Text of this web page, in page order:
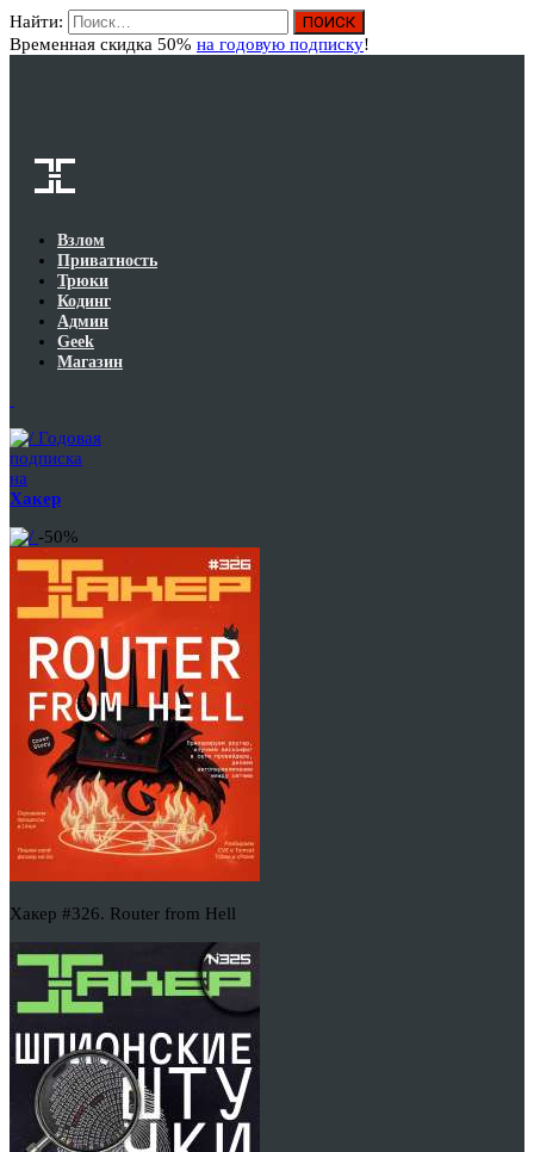
Найти:
Временная скидка 50% на годовую подписку!
Взлом
Приватность
Трюки
Кодинг
Админ
Geek
Магазин
Годовая
подписка
на
Хакер
-50%
Хакер #326. Router from Hell